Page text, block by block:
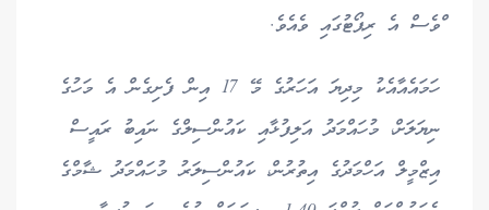
ްވެސް އެ ރިޕޯޓުގައި ވެއެވެ.
ހަމައެއާއެކު މިދިޔަ އަހަރުގެ މޭ 17 އިން ފެށިގެން އެ މަހުގެ
ނިޔަލަށް، މުހައްމަދު އަލިފުޅާއި ކައުންސިލްގެ ނައިބު ރައީސް
އިޒްމީލް އަހްމަދުގެ އިތުރުން، ކައުންސިލަރު މުހައްމަދު ޝާމްގެ